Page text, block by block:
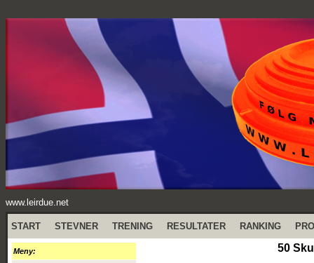
www.leirdue.net
START STEVNER TRENING RESULTATER RANKING
Meny: 50